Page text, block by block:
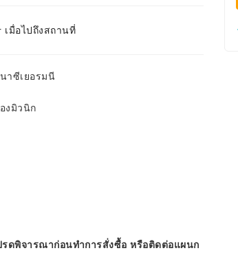
เมื่อไปถึงสถานที่
าซีเยอรมนี
งมิวนิก
ดพิจารณาก่อนทำการสั่งซื้อ หรือติดต่อแผนก